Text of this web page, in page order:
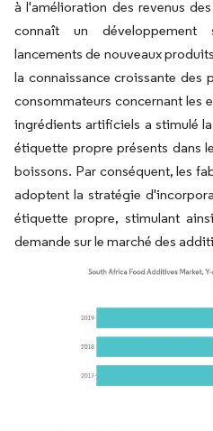
à l'amélioration des revenus
connaît un
lancements de nouveaux
la connaissance croissante des
consommateurs concernant les
ingrédients artificiels a stimulé
étiquette propre présents dans
boissons. Par conséquent, les
adoptent la stratégie
étiquette propre, stimulant
demande sur le marché des